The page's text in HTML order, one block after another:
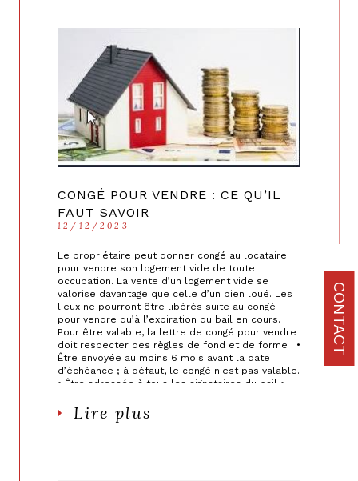
CONTACT
CONGÉ POUR VENDRE : CE QU’IL
FAUT SAVOIR
12/12/2023
Le propriétaire peut donner congé au locataire
pour vendre son logement vide de toute
occupation. La vente d’un logement vide se
valorise davantage que celle d’un bien loué. Les
lieux ne pourront être libérés suite au congé
pour vendre qu’à l’expiration du bail en cours.
Pour être valable, la lettre de congé pour vendre
doit respecter des règles de fond et de forme : •
Être envoyée au moins 6 mois avant la date
d’échéance ; à défaut, le congé n'est pas valable.
• Être adressée à tous les signataires du bail •
Indiquer le prix et les conditions de vente du
logement loué et de ses éventuelles annexes
Lire plus